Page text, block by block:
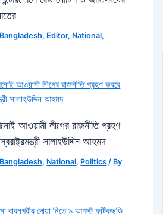
Bangladesh, Editor, National,
আওয়ামী লীগের রাজনীতি গ্রহণ
সালাহউদ্দিন আহমদ
Bangladesh, National, Politics / By